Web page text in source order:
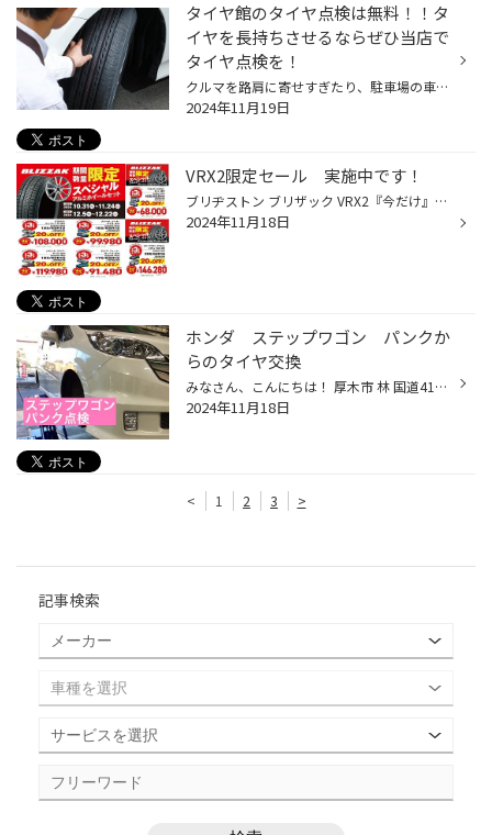
タイヤ館のタイヤ点検は無料！！タ
イヤを長持ちさせるならぜひ当店で
タイヤ点検を！
クルマを路肩に寄せすぎたり、駐車場の車止めにぶつけたりして、 お気に入りのホイールを傷つけてしまったという経験は、多くの方がお持ちなのではないでしょうか。 とっても残念な気持ちになりますが、そんなときタイヤも気にかけていらっしゃいますか？ また、タイヤの“見える側”にはワックスをき...
2024年11月19日
VRX2限定セール 実施中です！
ブリヂストン ブリザック VRX2『今だけ』数量限定スペシャルプライスでご提供！ 【期間】10月31日(木)～11月24日(日) ■ブリヂストン ブリザック VRX2 最大20％OFF！ ※通常店頭表示価格より ★155/65R14 ワゴンR、N-BOX、タント ★175/65R15 アクア、フィット、キューブ など ★185/60R15 シエンタ、ア...
2024年11月18日
ホンダ ステップワゴン パンクか
らのタイヤ交換
みなさん、こんにちは！ 厚木市 林 国道412号線沿い ゴルフ用品の ゴルフドゥ さん向かいの タイヤ館厚木店 小野澤 です(*´◒`*) 本日は ホンダ ステップワゴン の パンク点検からのタイヤ交換 をご紹介いたします(#^.^#) こちらのお客様は パンクをしたみたい とご来店されました タイヤを点検する...
2024年11月18日
< 1 2 3 >
記事検索